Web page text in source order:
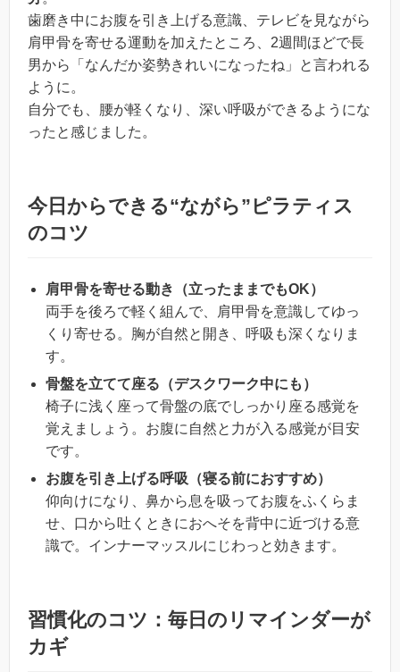
歯磨き中にお腹を引き上げる意識、テレビを見ながら
肩甲骨を寄せる運動を加えたところ、2週間ほどで長
男から「なんだか姿勢きれいになったね」と言われる
ように。
自分でも、腰が軽くなり、深い呼吸ができるようにな
ったと感じました。
今日からできる“ながら”ピラティス
のコツ
肩甲骨を寄せる動き（立ったままでもOK）
両手を後ろで軽く組んで、肩甲骨を意識してゆっ
くり寄せる。胸が自然と開き、呼吸も深くなりま
す。
骨盤を立てて座る（デスクワーク中にも）
椅子に浅く座って骨盤の底でしっかり座る感覚を
覚えましょう。お腹に自然と力が入る感覚が目安
です。
お腹を引き上げる呼吸（寝る前におすすめ）
仰向けになり、鼻から息を吸ってお腹をふくらま
せ、口から吐くときにおへそを背中に近づける意
識で。インナーマッスルにじわっと効きます。
習慣化のコツ：毎日のリマインダーが
カギ